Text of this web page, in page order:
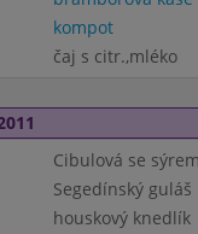
kompot
čaj s citr.,mléko
Cibulová se
Segedínský guláš
houskový knedlík